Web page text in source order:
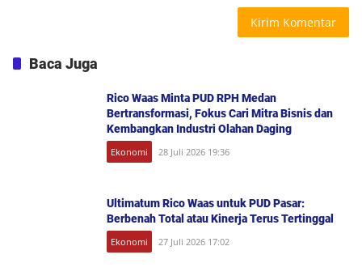
Baca Juga
Rico Waas Minta PUD RPH Medan
Bertransformasi, Fokus Cari Mitra Bisnis dan
Kembangkan Industri Olahan Daging
Ekonomi 28 Juli 2026 19:36
Ultimatum Rico Waas untuk PUD Pasar:
Berbenah Total atau Kinerja Terus Tertinggal
Ekonomi 27 Juli 2026 17:02